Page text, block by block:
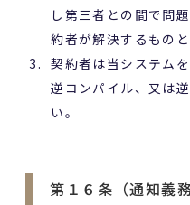
し第三者との間で問
約者が解決するものと
契約者は当システム
逆コンパイル、又は
い。
第１６条（通知義務